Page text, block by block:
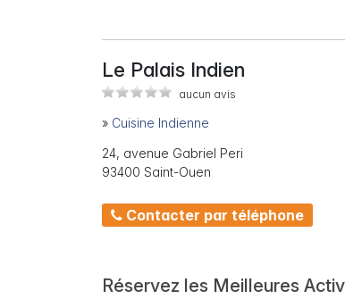
Le Palais Indien
aucun avis
» Cuisine Indienne
24, avenue Gabriel Peri
93400 Saint-Ouen
Contacter par téléphone
Réservez les Meilleures